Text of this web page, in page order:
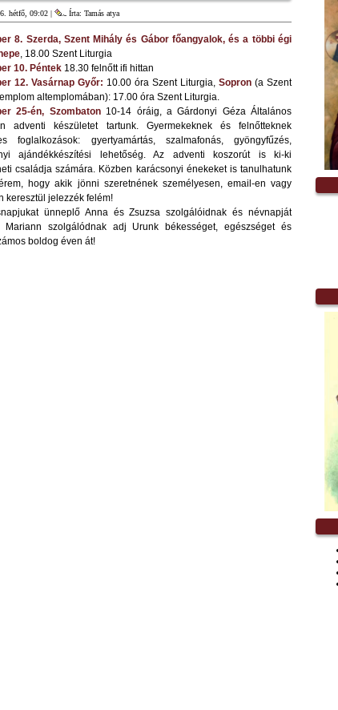
hétfő, 09:02 | Írta: Tamás atya
8. Szerda, Szent Mihály és Gábor főangyalok, és a többi égi
, 18.00 Szent Liturgia
10. Péntek 18.30 felnőtt ifi hittan
12. Vasárnap Győr: 10.00 óra Szent Liturgia, Sopron (a Szent
altemplomában): 17.00 óra Szent Liturgia.
25-én, Szombaton10-14 óráig, a Gárdonyi Géza Általános
adventi készületet tartunk. Gyermekeknek és felnőtteknek
foglalkozások: gyertyamártás, szalmafonás, gyöngyfűzés,
ajándékkészítési lehetőség. Az adventi koszorút is ki-ki
családja számára. Közben karácsonyi énekeket is tanulhatunk
hogy akik jönni szeretnének személyesen, email-en vagy
keresztül jelezzék felém!
ünneplő Anna és Zsuzsa szolgálóidnak és névnapját
Mariann szolgálódnak adj Urunk békességet, egészséget és
boldog éven át!